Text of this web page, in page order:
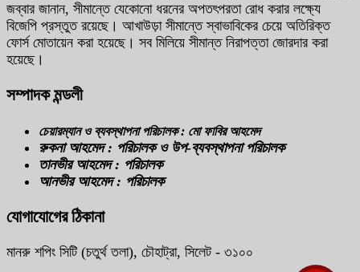
জব্বার জানান, সীমান্তে যেকোনো ধরনের অপতৎপরতা রোধ করার লক্ষ্যে
বিজেপি প্রস্তুত রয়েছে। আখাউড়া সীমান্তে স্বাভাবিকের চেয়ে অতিরিক্ত
ফোর্স মোতায়েন করা হয়েছে। সব মিলিয়ে সীমান্ত নিরাপত্তা জোরদার করা
হয়েছে।
সম্পাদক মন্ডলী
চেয়ারম্যান ও ব্যবস্থাপনা পরিচালক : মো ফাবির আহমেদ
রুকনা আহমেদ : পরিচালক ও উপ-ব্যবস্থাপনা পরিচালক
তানভীর আহমেদ : পরিচালক
আনভীর আহমেদ : পরিচালক
যোগাযোগের ঠিকানা
মানরু শপিং সিটি (চতুর্থ তলা), চৌহাট্রা, সিলেট - ৩১০০